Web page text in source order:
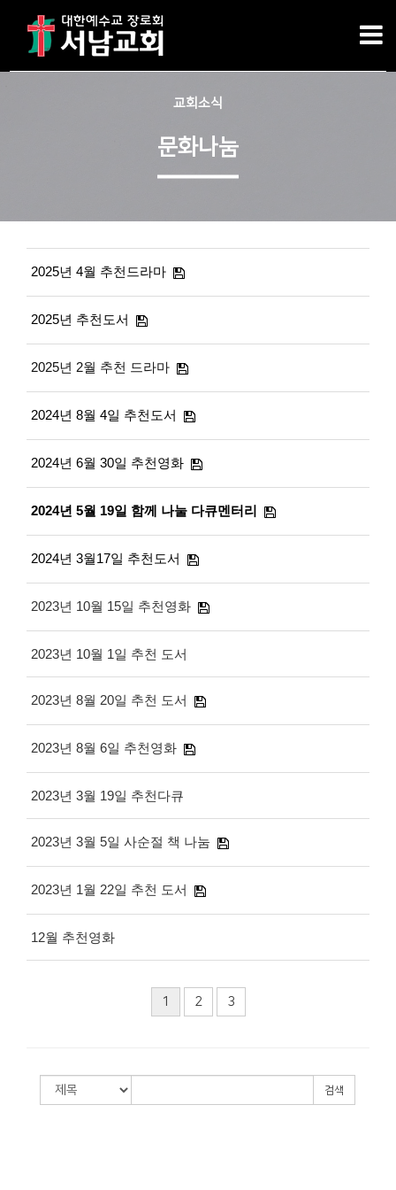
교회소식
문화나눔
2025년 4월 추천드라마
2025년 추천도서
2025년 2월 추천 드라마
2024년 8월 4일 추천도서
2024년 6월 30일 추천영화
2024년 5월 19일 함께 나눌 다큐멘터리
2024년 3월17일 추천도서
2023년 10월 15일 추천영화
2023년 10월 1일 추천 도서
2023년 8월 20일 추천 도서
2023년 8월 6일 추천영화
2023년 3월 19일 추천다큐
2023년 3월 5일 사순절 책 나눔
2023년 1월 22일 추천 도서
12월 추천영화
1 2 3
검색